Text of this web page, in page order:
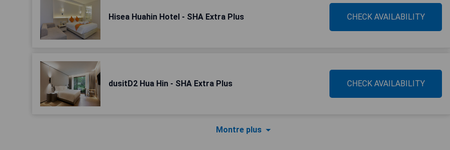
Hisea Huahin Hotel - SHA Extra Plus CHECK AVAILABILITY
dusitD2 Hua Hin - SHA Extra Plus CHECK AVAILABILITY
Montre plus